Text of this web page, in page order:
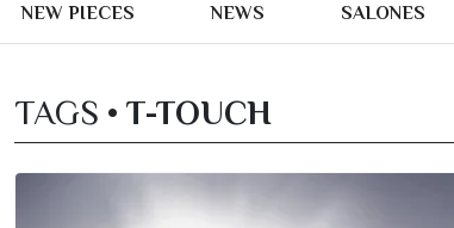
NEW PIECES NEWS SALONES
TAGS • T-TOUCH